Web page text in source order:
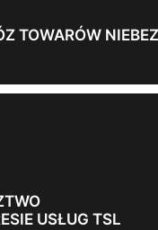
TOWARÓW
USŁUG TSL